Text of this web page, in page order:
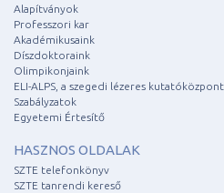
Alapítványok
Professzori kar
Akadémikusaink
Díszdoktoraink
Olimpikonjaink
ELI-ALPS, a szegedi lézeres kutatóközpont
Szabályzatok
Egyetemi Értesítő
HASZNOS OLDALAK
SZTE telefonkönyv
SZTE tanrendi kereső